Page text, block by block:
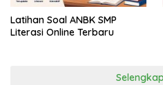
Latihan Soal ANBK SMP
Literasi Online Terbaru